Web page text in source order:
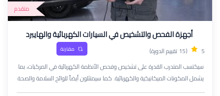
متقدم
أجهزة الفحص والتشخيص في السيارات الكهربائية والهايبرد
5 (15 تقييم الدورة) مقارنة
سيكتسب المتدرب القدرة على تشخيص وفحص الأنظمة الكهربائية في المركبات، بما
يشمل المكونات الميكانيكية والكهربائية. كما سيمتثلون أيضاً للوائح السلامة والصحة
مع إظهار الالتزام بالتحسين المستمر وتطوير مهاراتهم.